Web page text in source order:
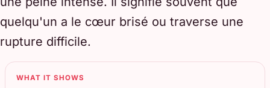
quelqu'un a le cœur brisé ou traverse une
rupture difficile.
WHAT IT SHOWS